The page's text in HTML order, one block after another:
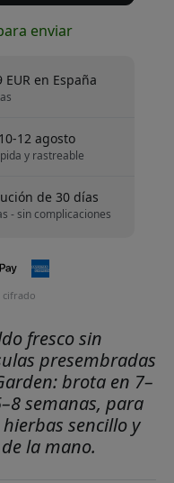
enviar
EUR en España
12 agosto
y rastreable
de 30 días
- sin complicaciones
cifrado
fresco sin
presembradas
brota en 7–
semanas, para
sencillo y
la mano.